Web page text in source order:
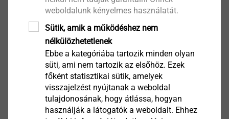
JT3-2-6,5
Önfúró csavarok
Termék megtekintése
JT4-FR-4-4,8
Önfúró csavarok
weboldalunk kényelmes használatát.
Sütik, amik a működéshez nem
nélkülözhetetlenek
Ebbe a kategóriába tartozik minden olyan
süti, ami nem tartozik az elsőhöz. Ezek
főként statisztikai sütik, amelyek
visszajelzést nyújtanak a weboldal
tulajdonosának, hogy átlássa, hogyan
használják a látogatók a weboldalt. Ehhez